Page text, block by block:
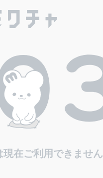
現在ご利用できません